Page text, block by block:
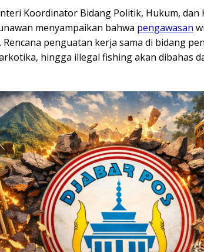
Koordinator Bidang Politik, Hukum, dan
menyampaikan bahwa pengawasan
penguatan kerja sama di bidang
hingga illegal fishing akan dibahas